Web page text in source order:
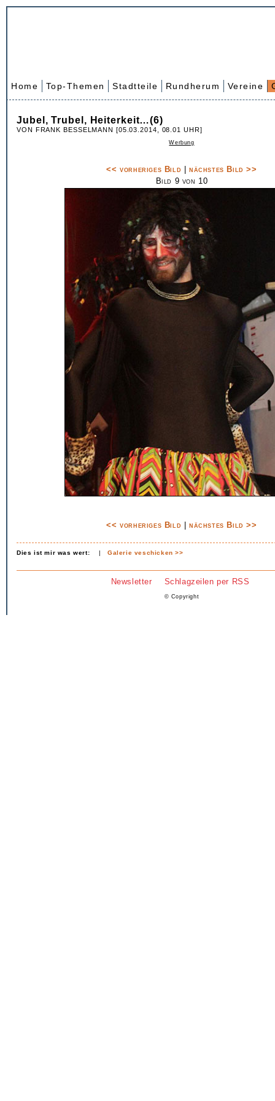
Home Top-Themen Stadtteile Rundherum Vereine
Jubel, Trubel, Heiterkeit…(6)
VON FRANK BESSELMANN [05.03.2014, 08.01 UHR]
Werbung
<< vorheriges Bild
nächstes Bild >>
Bild 9 von 10
<< vorheriges Bild nächstes Bild >>
Dies ist mir was wert: |Galerie veschicken >>
Newsletter Schlagzeilen per RSS
© Copyright